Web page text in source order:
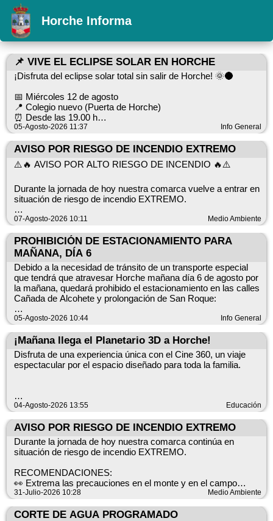
Horche Informa
📌 VIVE EL ECLIPSE SOLAR EN HORCHE
¡Disfruta del eclipse solar total sin salir de Horche! 🌞🌑
📅 Miércoles 12 de agosto
📍 Colegio nuevo (Puerta de Horche)
⏰ Desde las 19.00 h
primer eclipse total de este siglo en España en nuestro pueblo.
😎 Para ello, el Ayuntamiento de Horche ha preparado una
Observación del Eclipse donde se entregarán gafas
homologadas gratuitas para los vecinos de Horche hasta
agotar existencias (2 gafas por familia).
👦 Además, también habrá talleres para los mas pequeños
con inscripción previa a través de WhatsApp al 629 22 68 92.
¡¡Vive con nosotros este acontecimiento histórico!! 😍
05-Agosto-2026 11:37 Info General
AVISO POR RIESGO DE INCENDIO EXTREMO
⚠️🔥 AVISO POR ALTO RIESGO DE INCENDIO 🔥⚠️
Durante la jornada de hoy nuestra comarca vuelve a entrar en
situación de riesgo de incendio EXTREMO.
RECOMENDACIONES:
🚨 Evita situaciones de riesgo y actitudes imprudentes
🌳 En el monte, NO PASA NADA HASTA QUE PASA
☎️ Si ves humo llama al 112
+INFO ➡️ https://infocam.castillalamancha.es
07-Agosto-2026 10:11 Medio Ambiente
PROHIBICIÓN DE ESTACIONAMIENTO PARA
MAÑANA, DÍA 6
Debido a la necesidad de tránsito de un transporte especial
que tendrá que atravesar Horche mañana día 6 de agosto por
la mañana, quedará prohibido el estacionamiento en las calles
Cañada de Alcohete y prolongación de San Roque:
⏰ Desde las 07.00 horas hasta su finalización.
Una vez se complete el paso de este transporte especial por
nuestro municipio se podrá volver a estacionar con
normalidad.
Gracias por su consideración y disculpen las molestias.
05-Agosto-2026 10:44 Info General
¡Mañana llega el Planetario 3D a Horche!
Disfruta de una experiencia única con el Cine 360, un viaje
espectacular por el espacio diseñado para toda la familia.
Miércoles 5 de agosto
De 16:00 a 21:00 h
Para todos los públicos.
¡Te esperamos! No te pierdas esta increíble aventura espacial.
04-Agosto-2026 13:55 Educación
AVISO POR RIESGO DE INCENDIO EXTREMO
Durante la jornada de hoy nuestra comarca continúa en
situación de riesgo de incendio EXTREMO.
RECOMENDACIONES:
👀 Extrema las precauciones en el monte y en el campo
🚨 Evita situaciones de riesgo y actitudes imprudentes
☎️ Si ves humo llama al 112
31-Julio-2026 10:28 Medio Ambiente
CORTE DE AGUA PROGRAMADO